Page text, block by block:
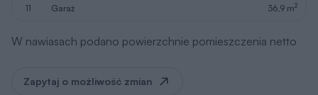
11 garaż 36,9 m2
W nawiasach podano powierzchnie pomieszczenia netto
Zapytaj o możliwość zmian